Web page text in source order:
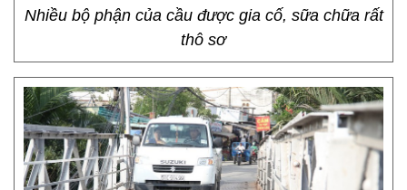
Nhiều bộ phận của cầu được gia cố, sữa chữa rất
thô sơ